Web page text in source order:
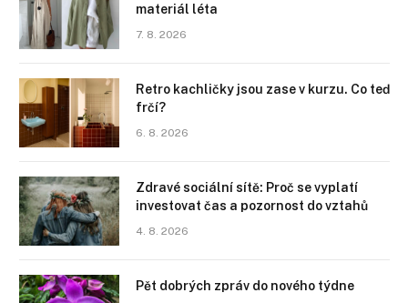
materiál léta
7. 8. 2026
Retro kachličky jsou zase v kurzu. Co teď
frčí?
6. 8. 2026
Zdravé sociální sítě: Proč se vyplatí
investovat čas a pozornost do vztahů
4. 8. 2026
Pět dobrých zpráv do nového týdne